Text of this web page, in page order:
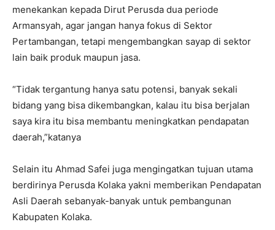
menekankan kepada Dirut Perusda dua periode
Armansyah, agar jangan hanya fokus di Sektor
Pertambangan, tetapi mengembangkan sayap di sektor
lain baik produk maupun jasa.
“Tidak tergantung hanya satu potensi, banyak sekali
bidang yang bisa dikembangkan, kalau itu bisa berjalan
saya kira itu bisa membantu meningkatkan pendapatan
daerah,”katanya
Selain itu Ahmad Safei juga mengingatkan tujuan utama
berdirinya Perusda Kolaka yakni memberikan Pendapatan
Asli Daerah sebanyak-banyak untuk pembangunan
Kabupaten Kolaka.